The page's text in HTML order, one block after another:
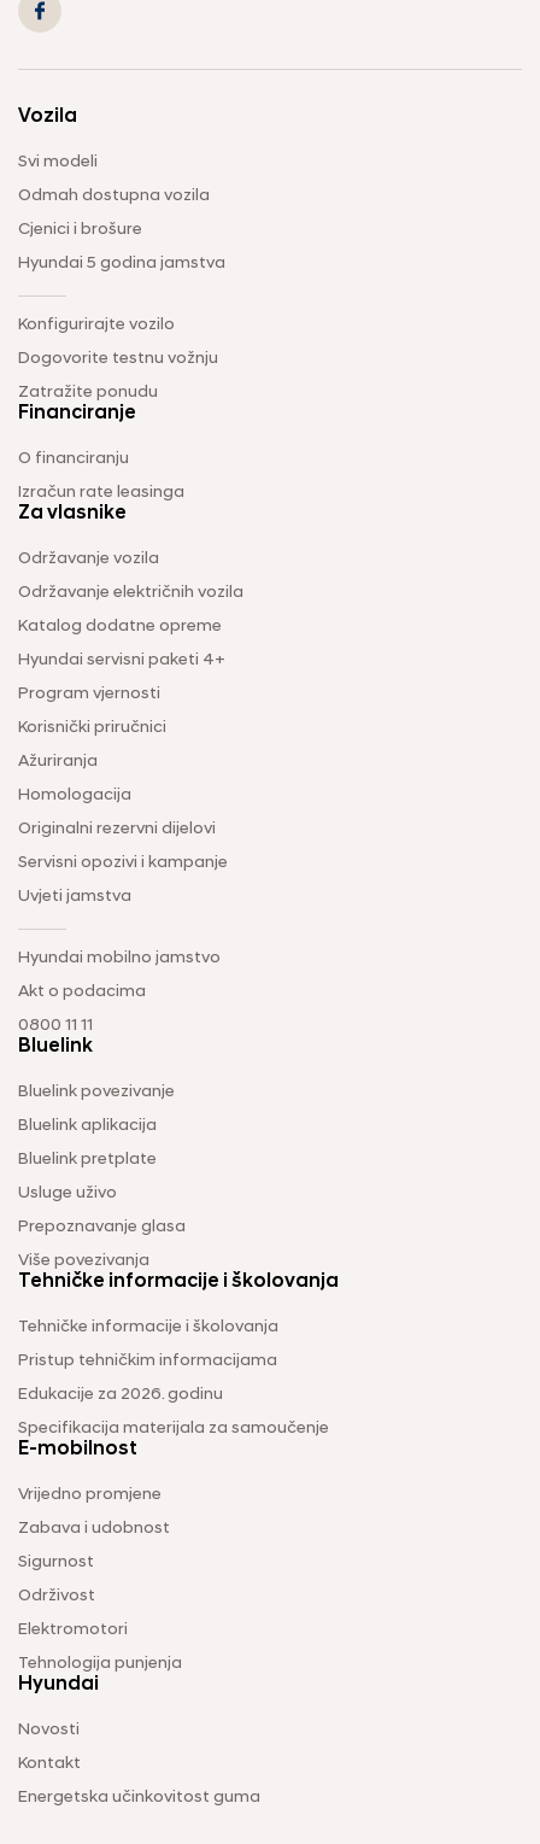
Vozila
Svi modeli
Odmah dostupna vozila
Cjenici i brošure
Hyundai 5 godina jamstva
Konfigurirajte vozilo
Dogovorite testnu vožnju
Zatražite ponudu
Financiranje
O financiranju
Izračun rate leasinga
Za vlasnike
Održavanje vozila
Održavanje električnih vozila
Katalog dodatne opreme
Hyundai servisni paketi 4+
Program vjernosti
Korisnički priručnici
Ažuriranja
Homologacija
Originalni rezervni dijelovi
Servisni opozivi i kampanje
Uvjeti jamstva
Hyundai mobilno jamstvo
Akt o podacima
0800 11 11
Bluelink
Bluelink povezivanje
Bluelink aplikacija
Bluelink pretplate
Usluge uživo
Prepoznavanje glasa
Više povezivanja
Tehničke informacije i školovanja
Tehničke informacije i školovanja
Pristup tehničkim informacijama
Edukacije za 2026. godinu
Specifikacija materijala za samoučenje
E-mobilnost
Vrijedno promjene
Zabava i udobnost
Sigurnost
Održivost
Elektromotori
Tehnologija punjenja
Hyundai
Novosti
Kontakt
Energetska učinkovitost guma